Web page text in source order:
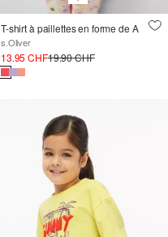
T-shirt à paillettes en forme de A
s.Oliver
13.95 CHF19.90 CHF